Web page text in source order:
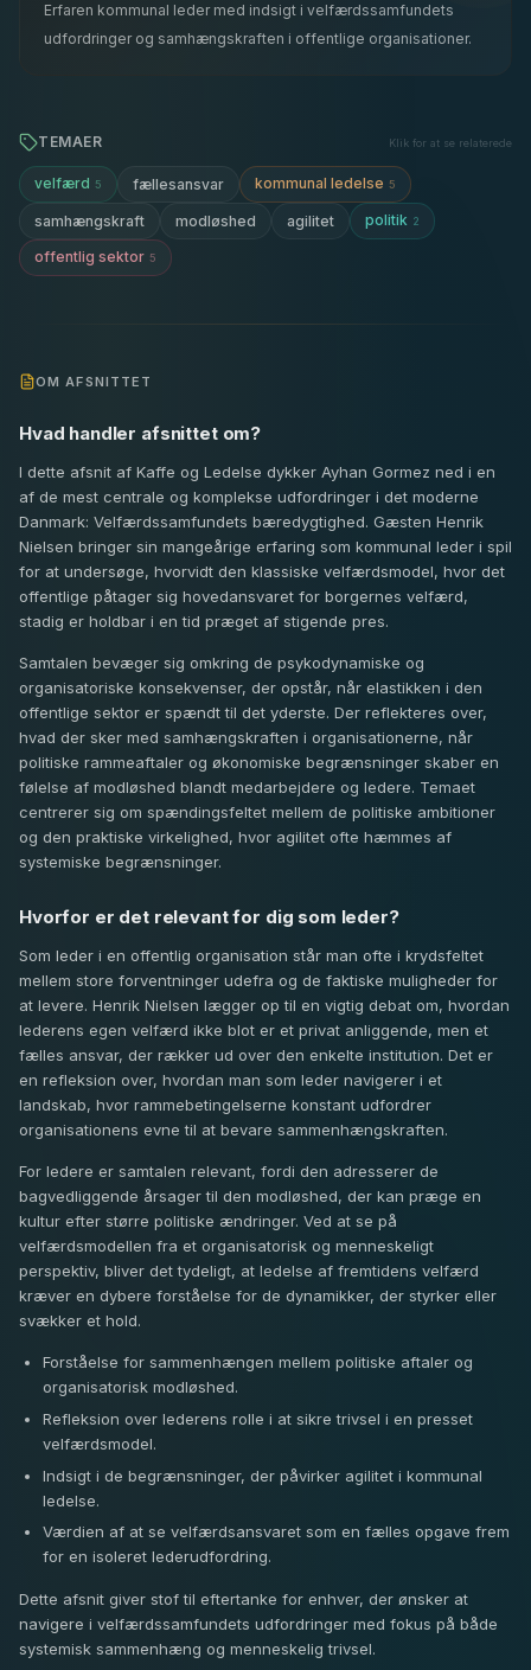
Erfaren kommunal leder med indsigt i velfærdssamfundets
udfordringer og samhængskraften i offentlige organisationer.
TEMAER Klik for at se relaterede
velfærd 5 fællesansvar kommunal ledelse 5
samhængskraft modløshed agilitet politik 2
offentlig sektor 5
OM AFSNITTET
Hvad handler afsnittet om?
I dette afsnit af Kaffe og Ledelse dykker Ayhan Gormez ned i en
af de mest centrale og komplekse udfordringer i det moderne
Danmark: Velfærdssamfundets bæredygtighed. Gæsten Henrik
Nielsen bringer sin mangeårige erfaring som kommunal leder i spil
for at undersøge, hvorvidt den klassiske velfærdsmodel, hvor det
offentlige påtager sig hovedansvaret for borgernes velfærd,
stadig er holdbar i en tid præget af stigende pres.
Samtalen bevæger sig omkring de psykodynamiske og
organisatoriske konsekvenser, der opstår, når elastikken i den
offentlige sektor er spændt til det yderste. Der reflekteres over,
hvad der sker med samhængskraften i organisationerne, når
politiske rammeaftaler og økonomiske begrænsninger skaber en
følelse af modløshed blandt medarbejdere og ledere. Temaet
centrerer sig om spændingsfeltet mellem de politiske ambitioner
og den praktiske virkelighed, hvor agilitet ofte hæmmes af
systemiske begrænsninger.
Hvorfor er det relevant for dig som leder?
Som leder i en offentlig organisation står man ofte i krydsfeltet
mellem store forventninger udefra og de faktiske muligheder for
at levere. Henrik Nielsen lægger op til en vigtig debat om, hvordan
lederens egen velfærd ikke blot er et privat anliggende, men et
fælles ansvar, der rækker ud over den enkelte institution. Det er
en refleksion over, hvordan man som leder navigerer i et
landskab, hvor rammebetingelserne konstant udfordrer
organisationens evne til at bevare sammenhængskraften.
For ledere er samtalen relevant, fordi den adresserer de
bagvedliggende årsager til den modløshed, der kan præge en
kultur efter større politiske ændringer. Ved at se på
velfærdsmodellen fra et organisatorisk og menneskeligt
perspektiv, bliver det tydeligt, at ledelse af fremtidens velfærd
kræver en dybere forståelse for de dynamikker, der styrker eller
svækker et hold.
Forståelse for sammenhængen mellem politiske aftaler og
organisatorisk modløshed.
Refleksion over lederens rolle i at sikre trivsel i en presset
velfærdsmodel.
Indsigt i de begrænsninger, der påvirker agilitet i kommunal
ledelse.
Værdien af at se velfærdsansvaret som en fælles opgave frem
for en isoleret lederudfordring.
Dette afsnit giver stof til eftertanke for enhver, der ønsker at
navigere i velfærdssamfundets udfordringer med fokus på både
systemisk sammenhæng og menneskelig trivsel.